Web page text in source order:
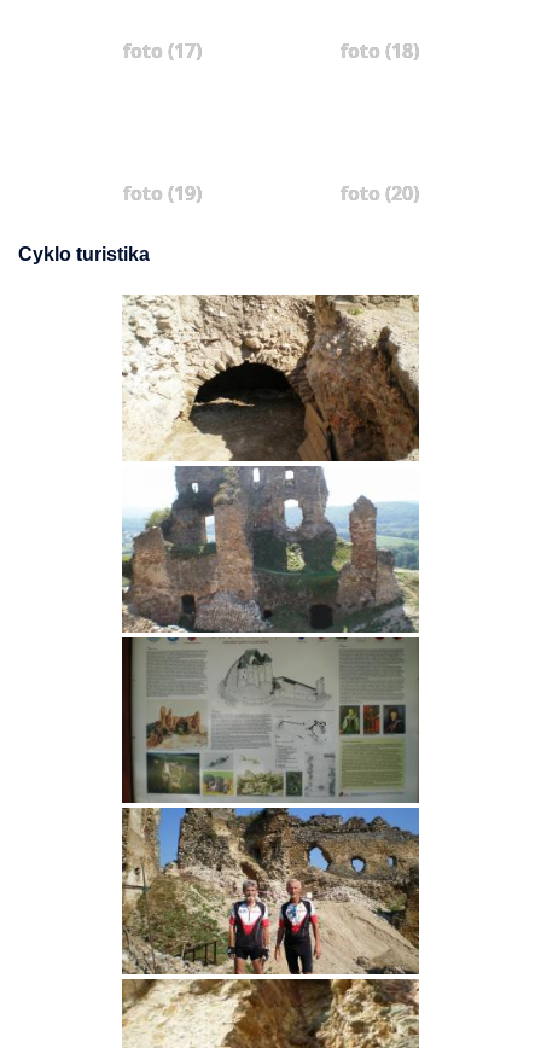
foto (17) foto (18)
foto (19) foto (20)
Cyklo turistika